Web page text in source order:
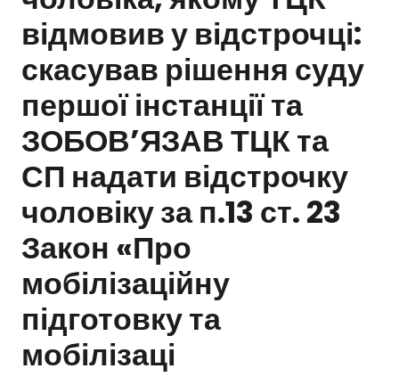
Залишити заявку
відмовив у відстрочці:
скасував рішення суду
першої інстанції та
ЗОБОВ’ЯЗАВ ТЦК та
СП надати відстрочку
чоловіку за п.13 ст. 23
Закон «Про
мобілізаційну
підготовку та
мобілізаці